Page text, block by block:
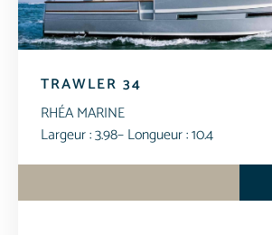
TRAWLER 34
RHÉA MARINE
Largeur : 3.98– Longueur : 10.4